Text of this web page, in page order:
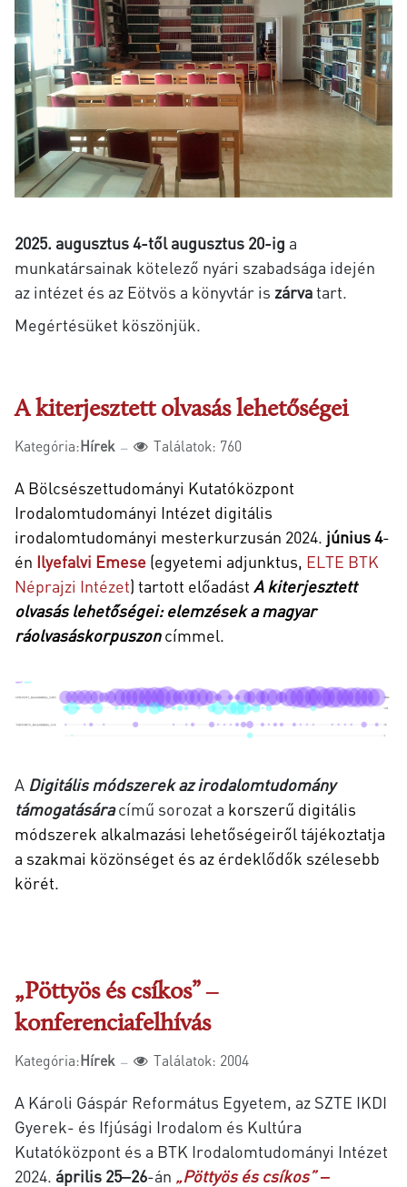
2025. augusztus 4-től augusztus 20-ig a
munkatársainak kötelező nyári szabadsága idején
az intézet és az Eötvös a könyvtár is zárvatart.
Megértésüket köszönjük.
A kiterjesztett olvasás lehetőségei
Kategória:Hírek Találatok: 760
A Bölcsészettudományi Kutatóközpont
Irodalomtudományi Intézet digitális
irodalomtudományi mesterkurzusán 2024. június 4-
én Ilyefalvi Emese(egyetemi adjunktus, ELTE BTK
Néprajzi Intézet) tartott előadást A kiterjesztett
olvasás lehetőségei: elemzések a magyar
ráolvasáskorpuszoncímmel.
A Digitális módszerek az irodalomtudomány
támogatásáracímű sorozat a korszerű digitális
módszerek alkalmazási lehetőségeiről tájékoztatja
a szakmai közönséget és az érdeklődők szélesebb
körét.
„Pöttyös és csíkos” ‒
konferenciafelhívás
Kategória:Hírek Találatok: 2004
A Károli Gáspár Református Egyetem, az SZTE IKDI
Gyerek- és Ifjúsági Irodalom és Kultúra
Kutatóközpont és a BTK Irodalomtudományi Intézet
2024. április 25‒26-án „Pöttyös és csíkos” ‒